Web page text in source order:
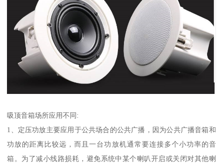
吸顶音箱场所应用不同:
1、定压功放主要应用于公共场合的公共广播，因为公共广播音箱和
功放的距离比较远，而且一台功放机通常要连接多个小功率的音
箱。为了减小线路损耗，避免系统中某个喇叭开启或关闭对其他喇